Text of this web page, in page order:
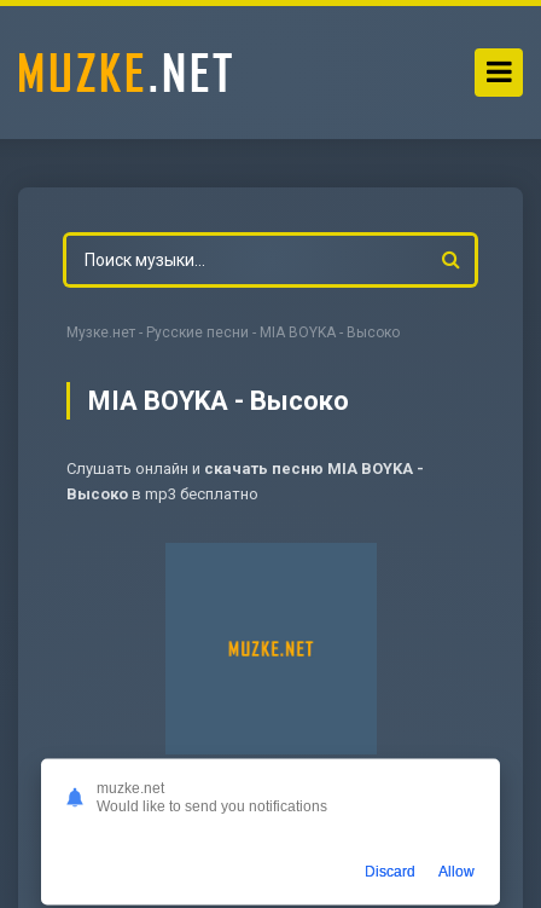
Музке.нет - Русские песни - MIA BOYKA - Высоко
MIA BOYKA - Высоко
Слушать онлайн и скачать песню MIA BOYKA -
Высоко в mp3 бесплатно
Битрейт:
muzke.net
Would like to send you notifications
Discard Allow